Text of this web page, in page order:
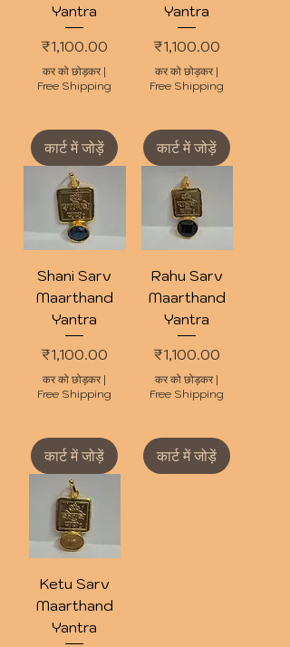
Yantra
मूल्य
₹1,100.00
कर को छोड़कर|
Free Shipping
कार्ट में जोड़ें
Yantra
मूल्य
₹1,100.00
कर को छोड़कर|
Free Shipping
कार्ट में जोड़ें
Shani Sarv
Maarthand
Yantra
मूल्य
₹1,100.00
कर को छोड़कर|
Free Shipping
कार्ट में जोड़ें
Rahu Sarv
Maarthand
Yantra
मूल्य
₹1,100.00
कर को छोड़कर|
Free Shipping
कार्ट में जोड़ें
Ketu Sarv
Maarthand
Yantra